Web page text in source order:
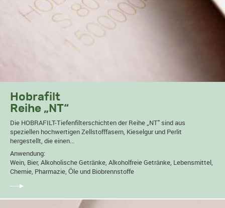
Hobrafilt
Reihe „NT“
Die HOBRAFILT-Tiefenfilterschichten der Reihe „NT" sind aus
speziellen hochwertigen Zellstofffasern, Kieselgur und Perlit
hergestellt, die einen...
Anwendung:
Wein, Bier, Alkoholische Getränke, Alkoholfreie Getränke, Lebensmittel,
Chemie, Pharmazie, Öle und Biobrennstoffe